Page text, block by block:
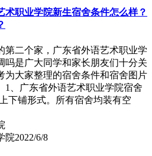
术职业学院新生宿舍条件怎么样？
第二个家，广东省外语艺术职业学
吗是广大同学和家长朋友们十分关
为大家整理的宿舍条件和宿舍图片
1、广东省外语艺术职业学院宿舍
下铺形式。所有宿舍均装有空
院2022/6/8